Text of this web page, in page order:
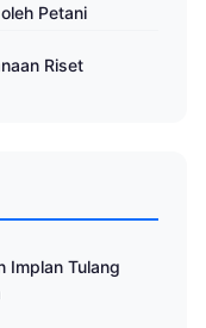
Petani
Riset
Implan Tulang